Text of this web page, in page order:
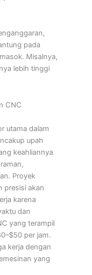
pada
Misalnya,
lebih tinggi
CNC
utama dalam
upah
keahliannya
Proyek
presisi akan
karena
dan
yang terampil
per jam.
kerja dengan
yang